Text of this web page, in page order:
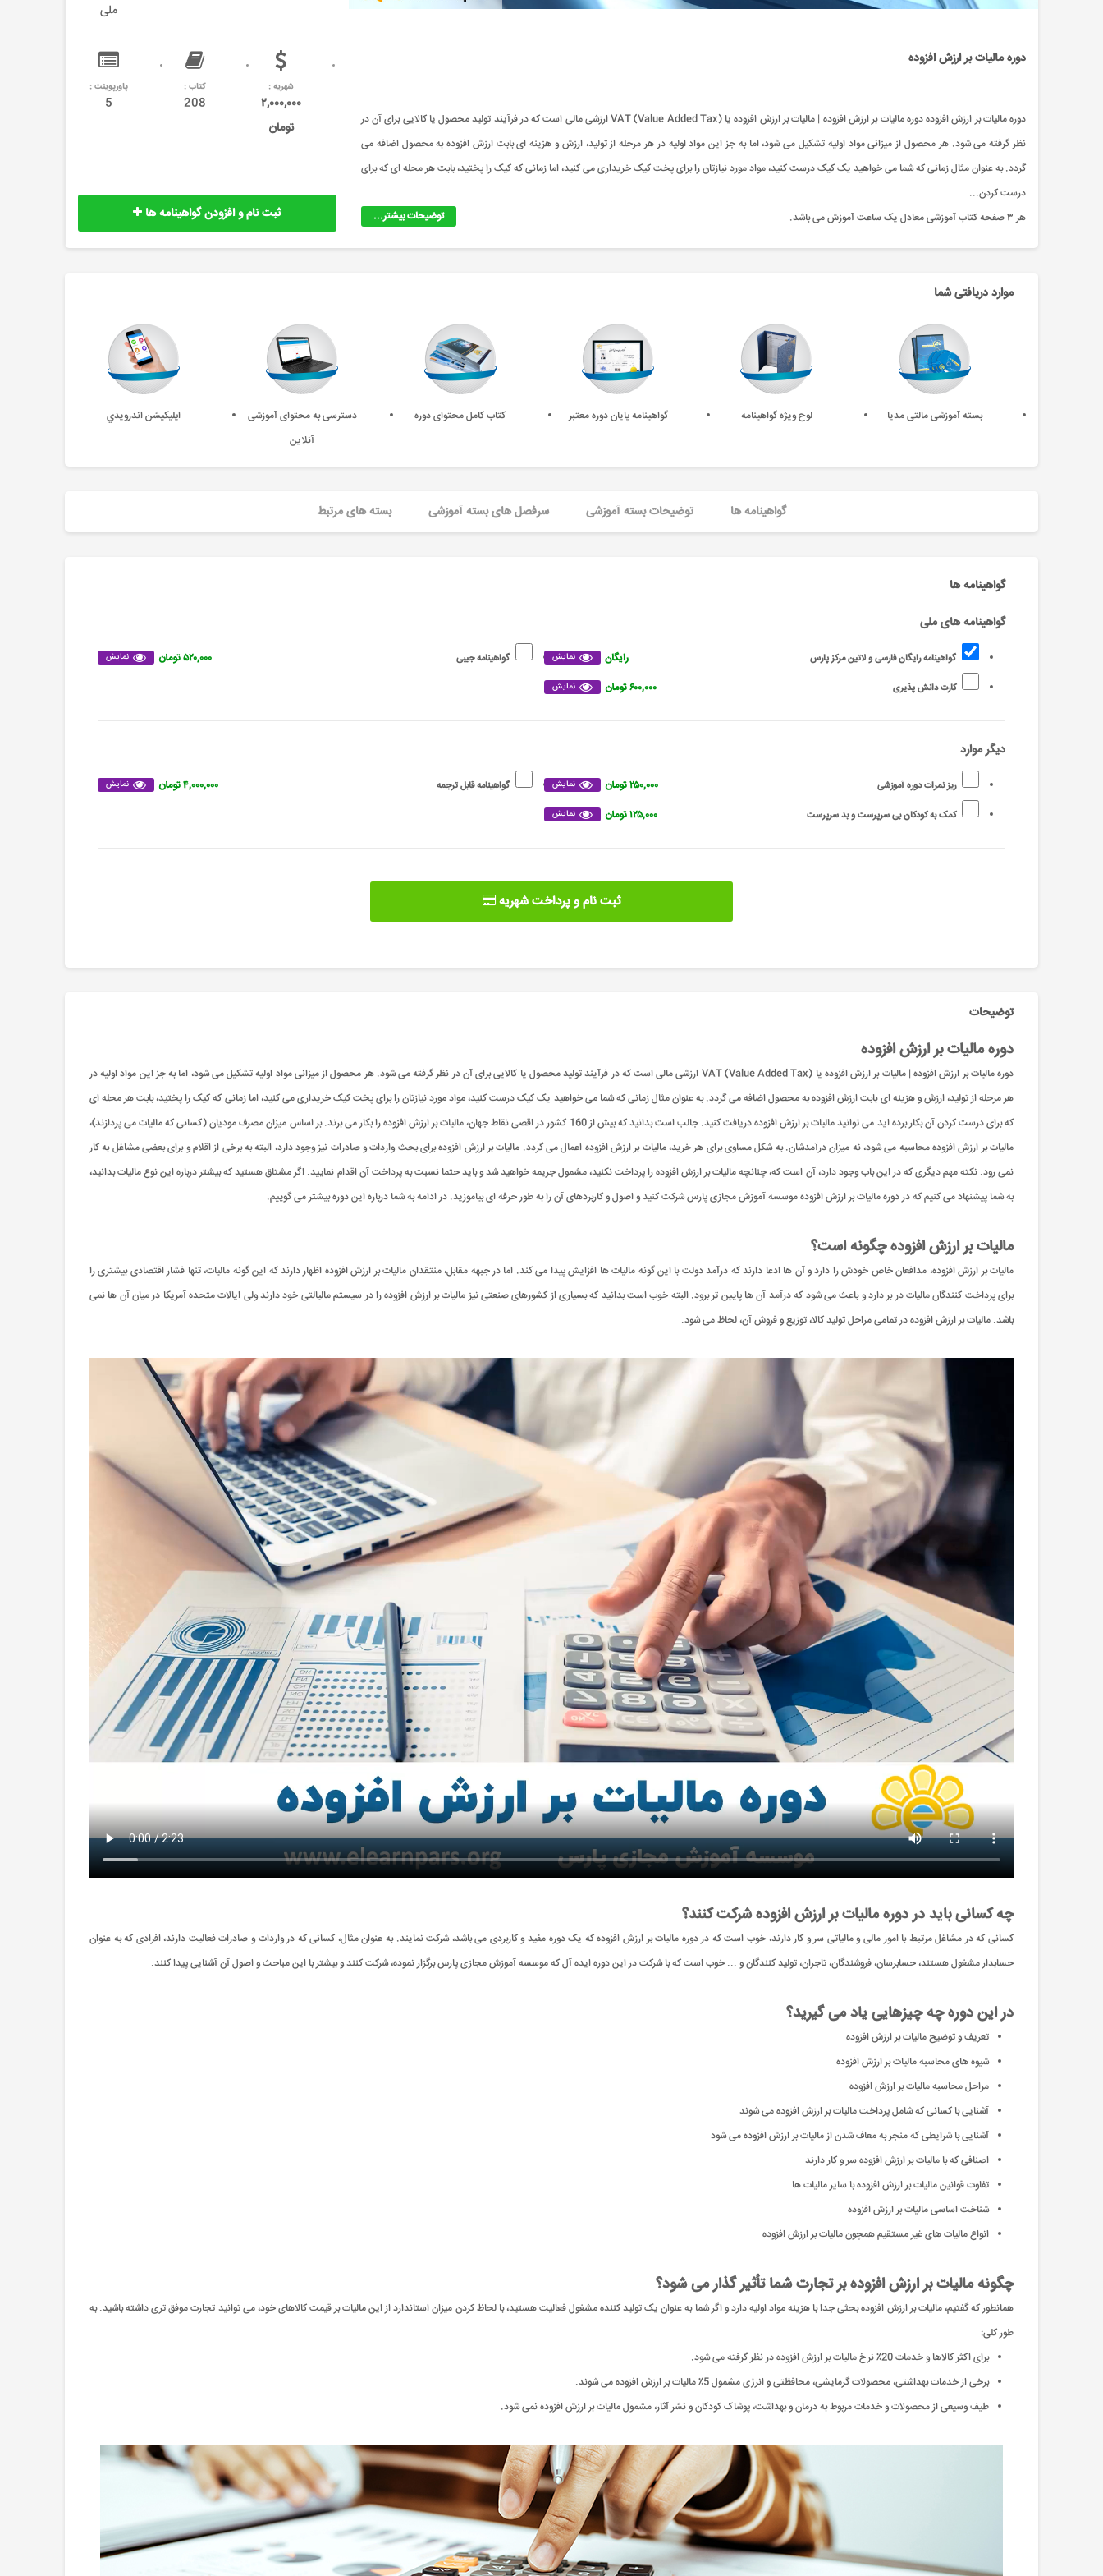
دوره مالیات بر ارزش افزوده
دوره مالیات بر ارزش افزوده دوره مالیات بر ارزش افزوده | مالیات بر ارزش افزوده یا VAT (Value Added Tax) ارزشی مالی است که در فرآیند تولید محصول یا کالایی برای آن در
نظر گرفته می شود. هر محصول از میزانی مواد اولیه تشکیل می شود، اما به جز این مواد اولیه در هر مرحله از تولید، ارزش و هزینه ای بابت ارزش افزوده به محصول اضافه می
گردد. به عنوان مثال زمانی که شما می خواهید یک کیک درست کنید، مواد مورد نیازتان را برای پخت کیک خریداری می کنید، اما زمانی که کیک را پختید، بابت هر محله ای که برای
درست کردن...
توضیحات بیشتر...
هر ۳ صفحه کتاب آموزشی معادل یک ساعت آموزش می باشد.
ملی
شهریه :
۲,۰۰۰,۰۰۰
تومان
کتاب :
208
پاورپوینت :
5
ثبت نام و افزودن گواهینامه ها
موارد دریافتی شما
بسته آموزشی مالتی مدیا لوح ویژه گواهینامه گواهینامه پایان دوره معتبر کتاب کامل محتوای دوره
دسترسی به محتوای آموزشی
آنلاین
اپليکيشن اندرويدي
گواهینامه ها توضیحات بسته آموزشی سرفصل های بسته آموزشی بسته های مرتبط
گواهینامه ها
گواهینامه های ملی
گواهینامه رایگان فارسی و لاتین مرکز پارس نمایش رایگان
کارت دانش پذیری نمایش ۶۰۰,۰۰۰ تومان
گواهینامه جیبی نمایش ۵۲۰,۰۰۰ تومان
دیگر موارد
ریز نمرات دوره آموزشی نمایش ۲۵۰,۰۰۰ تومان
کمک به کودکان بی سرپرست و بد سرپرست نمایش ۱۲۵,۰۰۰ تومان
گواهینامه قابل ترجمه نمایش ۴,۰۰۰,۰۰۰ تومان
ثبت نام و پرداخت شهریه
توضیحات
دوره مالیات بر ارزش افزوده
دوره مالیات بر ارزش افزوده | مالیات بر ارزش افزوده یا VAT (Value Added Tax) ارزشی مالی است که در فرآیند تولید محصول یا کالایی برای آن در نظر گرفته می شود. هر محصول از میزانی مواد اولیه تشکیل می شود، اما به جز این مواد اولیه در
هر مرحله از تولید، ارزش و هزینه ای بابت ارزش افزوده به محصول اضافه می گردد. به عنوان مثال زمانی که شما می خواهید یک کیک درست کنید، مواد مورد نیازتان را برای پخت کیک خریداری می کنید، اما زمانی که کیک را پختید، بابت هر محله ای
که برای درست کردن آن بکار برده اید می توانید مالیات بر ارزش افزوده دریافت کنید. جالب است بدانید که بیش از 160 کشور در اقصی نقاط جهان، مالیات بر ارزش افزوده را بکار می برند. بر اساس میزان مصرف مودیان (کسانی که مالیات می پردازند)،
مالیات بر ارزش افزوده محاسبه می شود، نه میزان درآمدشان. به شکل مساوی برای هر خرید، مالیات بر ارزش افزوده اعمال می گردد. مالیات بر ارزش افزوده برای بحث واردات و صادرات نیز وجود دارد، البته به برخی از اقلام و برای بعضی مشاغل به کار
نمی رود. نکته مهم دیگری که در این باب وجود دارد، آن است که، چنانچه مالیات بر ارزش افزوده را پرداخت نکنید، مشمول جریمه خواهید شد و باید حتما نسبت به پرداخت آن اقدام نمایید. اگر مشتاق هستید که بیشتر درباره این نوع مالیات بدانید،
به شما پیشنهاد می کنیم که در دوره مالیات بر ارزش افزوده موسسه آموزش مجازی پارس شرکت کنید و اصول و کاربردهای آن را به طور حرفه ای بیاموزید. در ادامه به شما درباره این دوره بیشتر می گوییم.
مالیات بر ارزش افزوده چگونه است؟
مالیات بر ارزش افزوده، مدافعان خاص خودش را دارد و آن ها ادعا دارند که درآمد دولت با این گونه مالیات ها افزایش پیدا می کند. اما در جبهه مقابل، منتقدان مالیات بر ارزش افزوده اظهار دارند که این گونه مالیات، تنها فشار اقتصادی بیشتری را
برای پرداخت کنندگان مالیات در بر دارد و باعث می شود که درآمد آن ها پایین تر برود. البته خوب است بدانید که بسیاری از کشورهای صنعتی نیز مالیات بر ارزش افزوده را در سیستم مالیالتی خود دارند ولی ایالات متحده آمریکا در میان آن ها نمی
باشد. مالیات بر ارزش افزوده در تمامی مراحل تولید کالا، توزیع و فروش آن، لحاظ می شود.
چه کسانی باید در دوره مالیات بر ارزش افزوده شرکت کنند؟
کسانی که در مشاغل مرتبط با امور مالی و مالیاتی سر و کار دارند، خوب است که در دوره مالیات بر ارزش افزوده که یک دوره مفید و کاربردی می باشد، شرکت نمایند. به عنوان مثال، کسانی که در واردات و صادرات فعالیت دارند، افرادی که به عنوان
حسابدار مشغول هستند، حسابرسان، فروشندگان، تاجران، تولید کنندگان و ... خوب است که با شرکت در این دوره ایده آل که موسسه آموزش مجازی پارس برگزار نموده، شرکت کنند و بیشتر با این مباحث و اصول آن آشنایی پیدا کنند.
در این دوره چه چیزهایی یاد می گیرید؟
تعریف و توضیح مالیات بر ارزش افزوده
شیوه های محاسبه مالیات بر ارزش افزوده
مراحل محاسبه مالیات بر ارزش افزوده
آشنایی با کسانی که شامل پرداخت مالیات بر ارزش افزوده می شوند
آشنایی با شرایطی که منجر به معاف شدن از مالیات بر ارزش افزوده می شود
اصنافی که با مالیات بر ارزش افزوده سر و کار دارند
تفاوت قوانین مالیات بر ارزش افزوده با سایر مالیات ها
شناخت اساسی مالیات بر ارزش افزوده
انواع مالیات های غیر مستقیم همچون مالیات بر ارزش افزوده
چگونه مالیات بر ارزش افزوده بر تجارت شما تأثیر گذار می شود؟
همانطور که گفتیم، مالیات بر ارزش افزوده بحثی جدا با هزینه مواد اولیه دارد و اگر شما به عنوان یک تولید کننده مشغول فعالیت هستید، با لحاظ کردن میزان استاندارد از این مالیات بر قیمت کالاهای خود، می توانید تجارت موفق تری داشته باشید. به
طور کلی:
برای اکثر کالاها و خدمات 20٪ نرخ مالیات بر ارزش افزوده در نظر گرفته می شود.
برخی از خدمات بهداشتی، محصولات گرمایشی، محافظتی و انرژی مشمول 5٪ مالیات بر ارزش افزوده می شوند.
طیف وسیعی از محصولات و خدمات مربوط به درمان و بهداشت، پوشاک کودکان و نشر آثار، مشمول مالیات بر ارزش افزوده نمی شود.